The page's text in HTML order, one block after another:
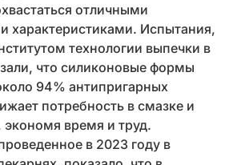
отличными
характеристиками. Испытания,
технологии выпечки в
что силиконовые формы
94% антипригарных
потребность в смазке и
время и труд.
в 2023 году в